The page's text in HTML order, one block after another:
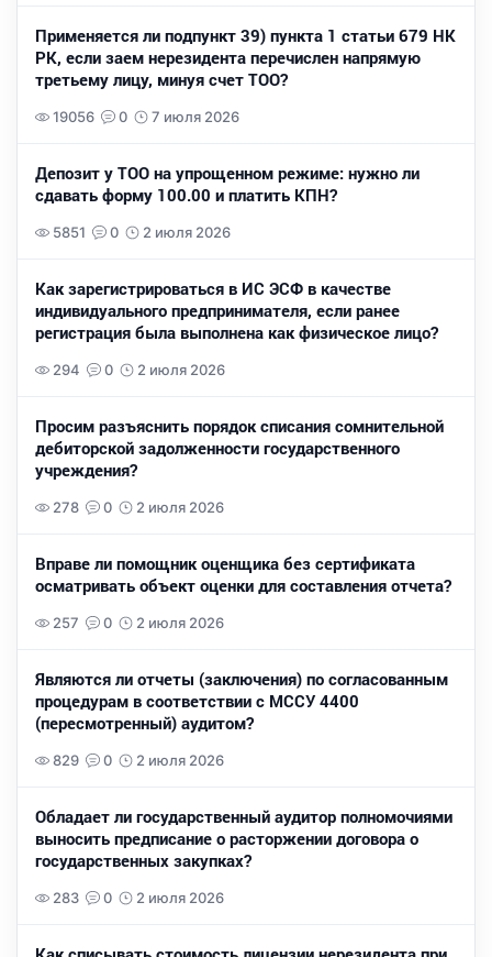
Применяется ли подпункт 39) пункта 1 статьи 679 НК
РК, если заем нерезидента перечислен напрямую
третьему лицу, минуя счет ТОО?
19056 0 7 июля 2026
Депозит у ТОО на упрощенном режиме: нужно ли
сдавать форму 100.00 и платить КПН?
5851 0 2 июля 2026
Как зарегистрироваться в ИС ЭСФ в качестве
индивидуального предпринимателя, если ранее
регистрация была выполнена как физическое лицо?
294 0 2 июля 2026
Просим разъяснить порядок списания сомнительной
дебиторской задолженности государственного
учреждения?
278 0 2 июля 2026
Вправе ли помощник оценщика без сертификата
осматривать объект оценки для составления отчета?
257 0 2 июля 2026
Являются ли отчеты (заключения) по согласованным
процедурам в соответствии с МССУ 4400
(пересмотренный) аудитом?
829 0 2 июля 2026
Обладает ли государственный аудитор полномочиями
выносить предписание о расторжении договора о
государственных закупках?
283 0 2 июля 2026